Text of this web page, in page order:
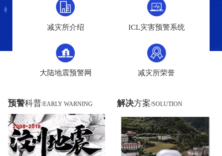
减灾所介绍 ICL灾害预警系统
大陆地震预警网 减灾所荣誉
预警科普/EARLY WARNING 解决方案/SOLUTION